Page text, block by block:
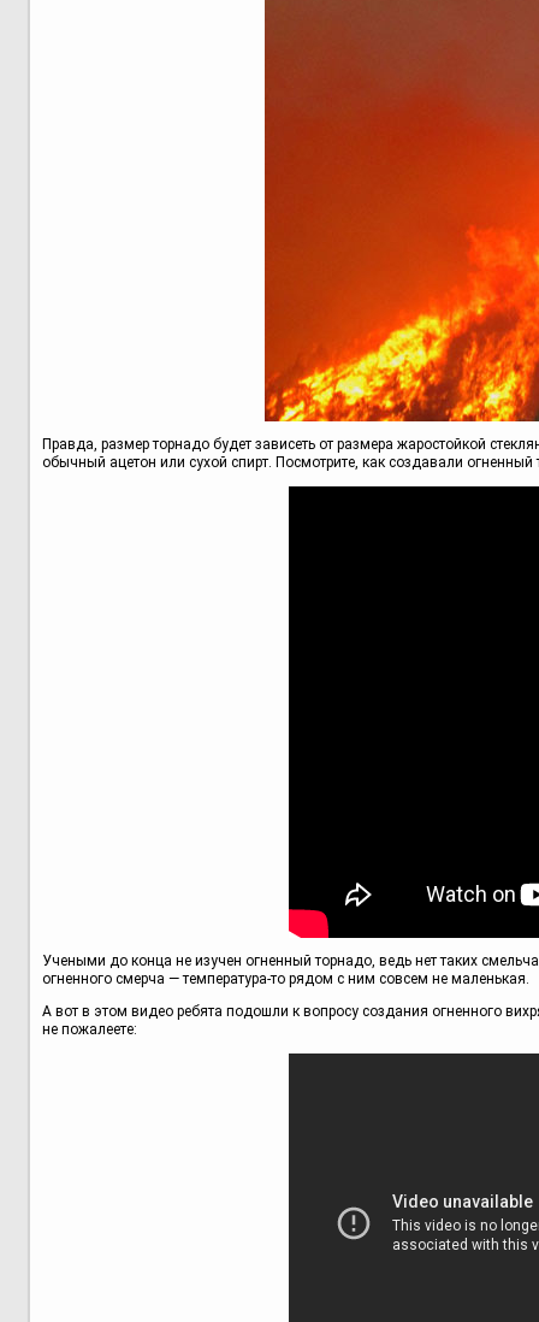
Правда, размер торнадо будет зависеть от размера жаростойкой
обычный ацетон или сухой спирт. Посмотрите, как создавали огненный
Учеными до конца не изучен огненный торнадо, ведь нет таких
огненного смерча — температура-то рядом с ним совсем не маленькая.
А вот в этом видео ребята подошли к вопросу создания огненного
не пожалеете: